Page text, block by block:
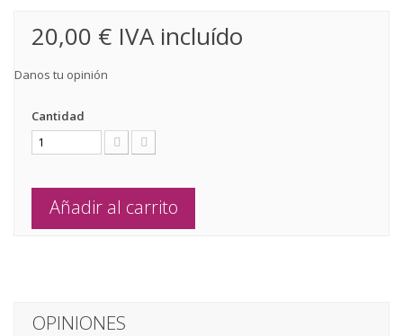
20,00 € IVA incluído
Danos tu opinión
Cantidad
Añadir al carrito
OPINIONES